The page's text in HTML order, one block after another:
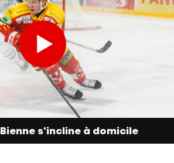
Bienne s'incline à domicile